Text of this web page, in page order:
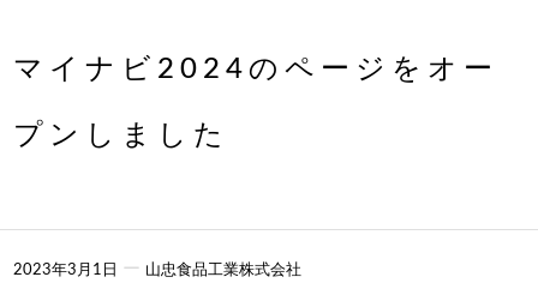
マイナビ2024のページをオー
プンしました
2023年3月1日 ー 山忠食品工業株式会社